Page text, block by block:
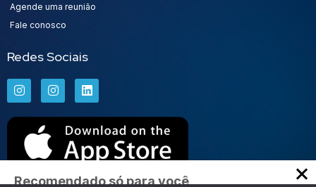
Agende uma reunião
Fale conosco
Redes Sociais
Recomendado só para você